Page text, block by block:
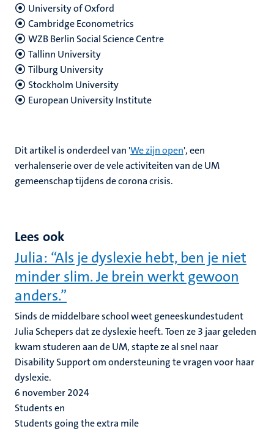
University of Oxford
Cambridge Econometrics
WZB Berlin Social Science Centre
Tallinn University
Tilburg University
Stockholm University
European University Institute
Dit artikel is onderdeel van 'We zijn open', een
verhalenserie over de vele activiteiten van de UM
gemeenschap tijdens de corona crisis.
Lees ook
Julia: “Als je dyslexie hebt, ben je niet
minder slim. Je brein werkt gewoon
anders.”
Sinds de middelbare school weet geneeskundestudent
Julia Schepers dat ze dyslexie heeft. Toen ze 3 jaar geleden
kwam studeren aan de UM, stapte ze al snel naar
Disability Support om ondersteuning te vragen voor haar
dyslexie.
6 november 2024
Students en
Students going the extra mile